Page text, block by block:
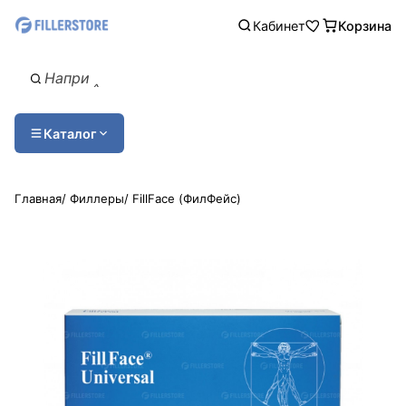
Кабинет Корзина
Каталог
Главная/ Филлеры/ FillFace (ФилФейс)